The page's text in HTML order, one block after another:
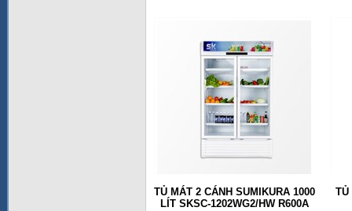
TỦ MÁT 2 CÁNH SUMIKURA 1000
LÍT SKSC-1202WG2/HW R600A
TỦ